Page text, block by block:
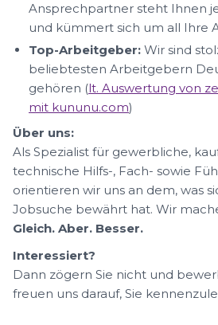
Ansprechpartner steht Ihnen
und kümmert sich um all Ihre
Top-Arbeitgeber: Wir sind
beliebtesten Arbeitgebern
gehören (lt. Auswertung von
mit kununu.com)
Über uns:
Als Spezialist für gewerbliche,
technische Hilfs-, Fach- sowie
orientieren wir uns an dem, was
Jobsuche bewährt hat. Wir
Gleich. Aber. Besser.
Interessiert?
Dann zögern Sie nicht und
freuen uns darauf, Sie